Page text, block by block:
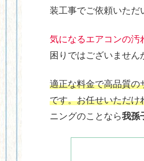
装工事でご依頼いただ
気になるエアコンの汚
困りではございません
適正な料金で高品質の
です。お任せいただけ
ニングのことなら我孫